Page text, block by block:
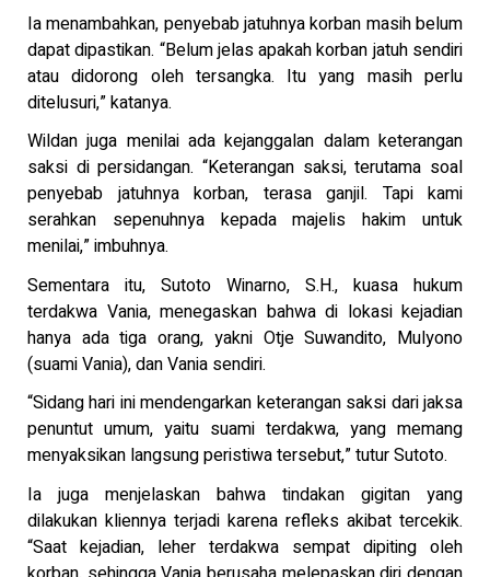
Ia menambahkan, penyebab jatuhnya korban masih belum
dapat dipastikan. “Belum jelas apakah korban jatuh sendiri
atau didorong oleh tersangka. Itu yang masih perlu
ditelusuri,” katanya.
Wildan juga menilai ada kejanggalan dalam keterangan
saksi di persidangan. “Keterangan saksi, terutama soal
penyebab jatuhnya korban, terasa ganjil. Tapi kami
serahkan sepenuhnya kepada majelis hakim untuk
menilai,” imbuhnya.
Sementara itu, Sutoto Winarno, S.H., kuasa hukum
terdakwa Vania, menegaskan bahwa di lokasi kejadian
hanya ada tiga orang, yakni Otje Suwandito, Mulyono
(suami Vania), dan Vania sendiri.
“Sidang hari ini mendengarkan keterangan saksi dari jaksa
penuntut umum, yaitu suami terdakwa, yang memang
menyaksikan langsung peristiwa tersebut,” tutur Sutoto.
Ia juga menjelaskan bahwa tindakan gigitan yang
dilakukan kliennya terjadi karena refleks akibat tercekik.
“Saat kejadian, leher terdakwa sempat dipiting oleh